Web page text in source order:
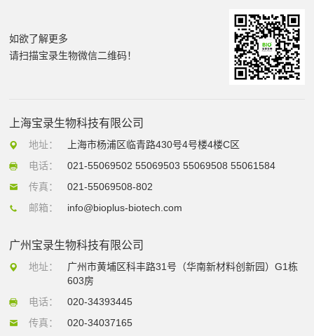
如欲了解更多
请扫描宝录生物微信二维码！
上海宝录生物科技有限公司
地址：
上海市杨浦区临青路430号4号楼4楼C区
电话：
021-55069502 55069503 55069508 55061584
传真：
021-55069508-802
邮箱：
info@bioplus-biotech.com
广州宝录生物科技有限公司
地址：
广州市黄埔区科丰路31号（华南新材料创新园）G1栋
603房
电话：
020-34393445
传真：
020-34037165